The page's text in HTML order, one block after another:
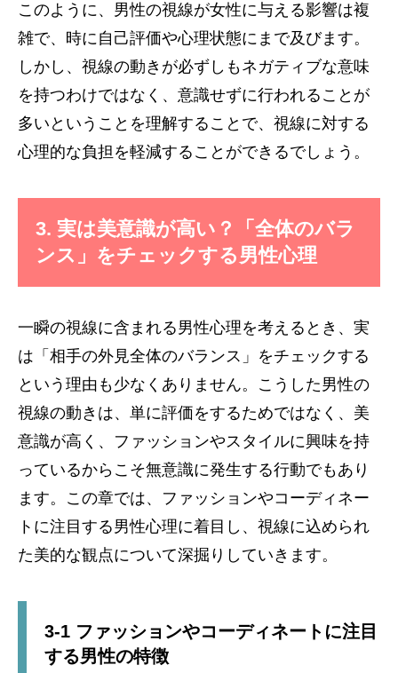
このように、男性の視線が女性に与える影響は複
雑で、時に自己評価や心理状態にまで及びます。
しかし、視線の動きが必ずしもネガティブな意味
を持つわけではなく、意識せずに行われることが
多いということを理解することで、視線に対する
心理的な負担を軽減することができるでしょう。
3. 実は美意識が高い？「全体のバラ
ンス」をチェックする男性心理
一瞬の視線に含まれる男性心理を考えるとき、実
は「相手の外見全体のバランス」をチェックする
という理由も少なくありません。こうした男性の
視線の動きは、単に評価をするためではなく、美
意識が高く、ファッションやスタイルに興味を持
っているからこそ無意識に発生する行動でもあり
ます。この章では、ファッションやコーディネー
トに注目する男性心理に着目し、視線に込められ
た美的な観点について深掘りしていきます。
3-1 ファッションやコーディネートに注目
する男性の特徴